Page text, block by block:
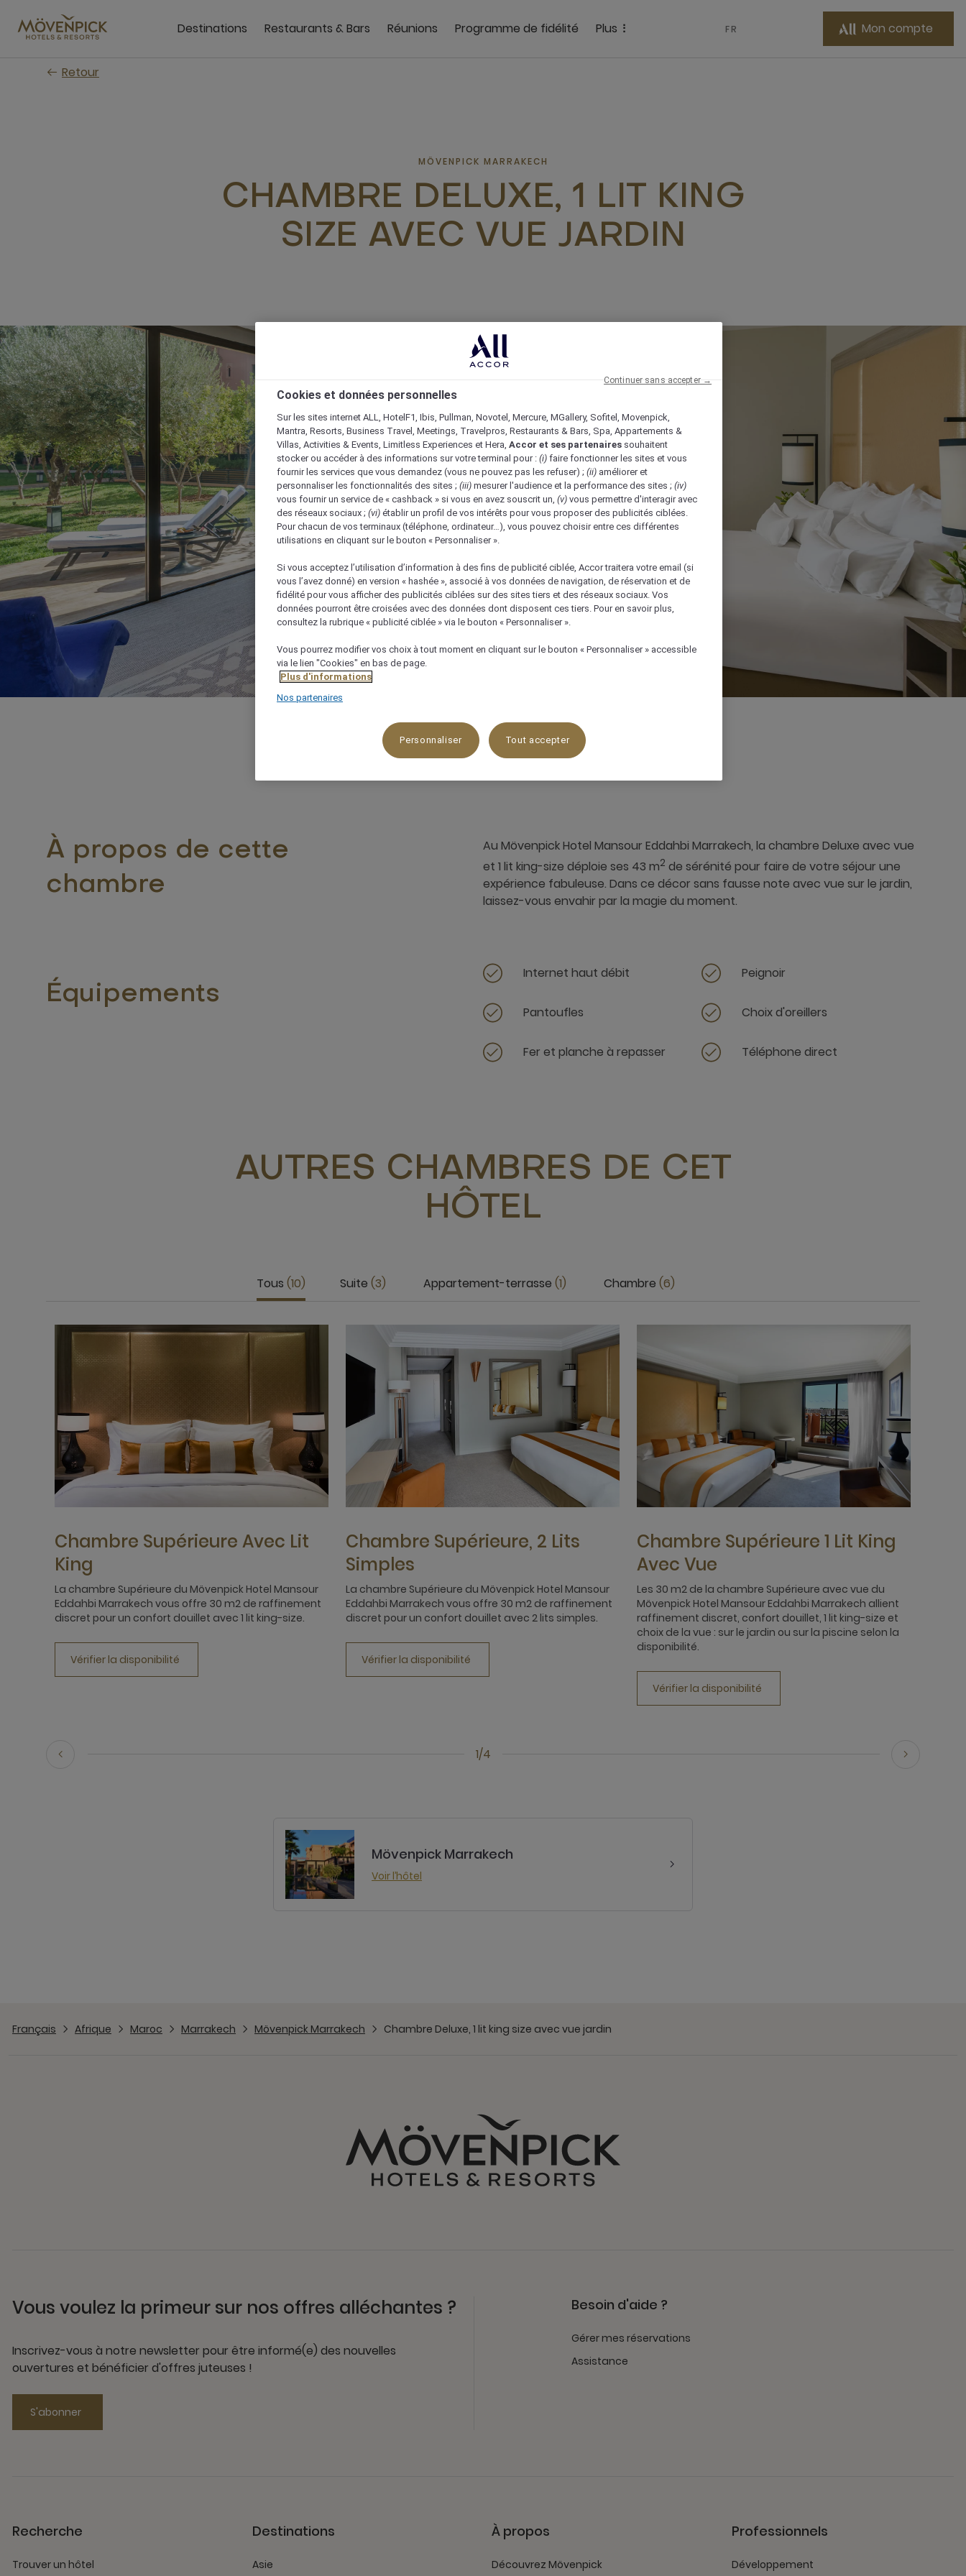
contenu
Destinations Restaurants & Bars Réunions Programme de fidélité Plus FR Mon compte
Retour
MÖVENPICK MARRAKECH
CHAMBRE DELUXE, 1 LIT KING
SIZE AVEC VUE JARDIN
43 m² Vue sur jardin
À propos de cette
chambre
Au Mövenpick Hotel Mansour Eddahbi Marrakech, la chambre Deluxe avec vue
et 1 lit king-size déploie ses 43 m2 de sérénité pour faire de votre séjour une
expérience fabuleuse. Dans ce décor sans fausse note avec vue sur le jardin,
laissez-vous envahir par la magie du moment.
Équipements
Internet haut débit Peignoir
Pantoufles Choix d'oreillers
Fer et planche à repasser Téléphone direct
AUTRES CHAMBRES DE CET
HÔTEL
Tous 10 Suite 3 Appartement-terrasse 1 Chambre 6
1/4
Chambre Supérieure Avec Lit
King
La chambre Supérieure du Mövenpick Hotel Mansour
Eddahbi Marrakech vous offre 30 m2 de raffinement
discret pour un confort douillet avec 1 lit king-size.
Vérifier la disponibilité
Chambre Supérieure, 2 Lits
Simples
La chambre Supérieure du Mövenpick Hotel Mansour
Eddahbi Marrakech vous offre 30 m2 de raffinement
discret pour un confort douillet avec 2 lits simples.
Vérifier la disponibilité
Chambre Supérieure 1 Lit King
Avec Vue
Les 30 m2 de la chambre Supérieure avec vue du
Mövenpick Hotel Mansour Eddahbi Marrakech allient
raffinement discret, confort douillet, 1 lit king-size et
choix de la vue : sur le jardin ou sur la piscine selon la
disponibilité.
Vérifier la disponibilité
Mövenpick Marrakech
Voir l’hôtel
Français Afrique Maroc Marrakech Mövenpick Marrakech Chambre Deluxe, 1 lit king size avec vue jardin
Vous voulez la primeur sur nos offres alléchantes ?
Inscrivez-vous à notre newsletter pour être informé(e) des nouvelles
ouvertures et bénéficier d'offres juteuses !
S'abonner
Besoin d'aide ?
Gérer mes réservations
Assistance
Recherche
Trouver un hôtel
Destinations
Asie
À propos
Découvrez Mövenpick
Professionnels
Développement
Cookies et données personnelles
Sur les sites internet ALL, HotelF1, Ibis, Pullman, Novotel, Mercure, MGallery, Sofitel, Movenpick,
Mantra, Resorts, Business Travel, Meetings, Travelpros, Restaurants & Bars, Spa, Appartements &
Villas, Activities & Events, Limitless Experiences et Hera, Accor et ses partenaires souhaitent
stocker ou accéder à des informations sur votre terminal pour : (i) faire fonctionner les sites et vous
fournir les services que vous demandez (vous ne pouvez pas les refuser) ; (ii) améliorer et
personnaliser les fonctionnalités des sites ; (iii) mesurer l'audience et la performance des sites ; (iv)
vous fournir un service de « cashback » si vous en avez souscrit un, (v) vous permettre d'interagir avec
des réseaux sociaux ; (vi) établir un profil de vos intérêts pour vous proposer des publicités ciblées.
Pour chacun de vos terminaux (téléphone, ordinateur…), vous pouvez choisir entre ces différentes
utilisations en cliquant sur le bouton « Personnaliser ».
Si vous acceptez l’utilisation d’information à des fins de publicité ciblée, Accor traitera votre email (si
vous l’avez donné) en version « hashée », associé à vos données de navigation, de réservation et de
fidélité pour vous afficher des publicités ciblées sur des sites tiers et des réseaux sociaux. Vos
données pourront être croisées avec des données dont disposent ces tiers. Pour en savoir plus,
consultez la rubrique « publicité ciblée » via le bouton « Personnaliser ».
Vous pourrez modifier vos choix à tout moment en cliquant sur le bouton « Personnaliser » accessible
via le lien "Cookies" en bas de page.
Plus d'informations
Nos partenaires
Personnaliser Tout accepter
Continuer sans accepter →